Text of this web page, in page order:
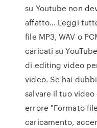
su Youtube non
affatto… Leggi
file MP3, WAV o
caricati su
di editing video
video. Se hai
salvare il tuo
errore "Formato
caricamento,